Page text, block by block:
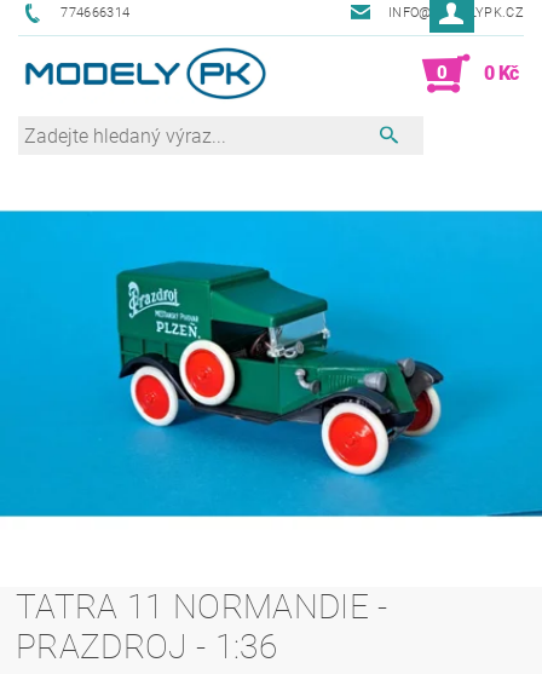
774666314 INFO@MODELYPK.CZ
0 0 Kč
TATRA 11 NORMANDIE -
PRAZDROJ - 1:36